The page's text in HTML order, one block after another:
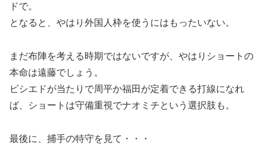
ドで。
となると、やはり外国人枠を使うにはもったいない。
まだ布陣を考える時期ではないですが、やはりショートの
本命は遠藤でしょう。
ビシエドが当たりで周平か福田が定着できる打線になれ
ば、ショートは守備重視でナオミチという選択肢も。
最後に、捕手の特守を見て・・・